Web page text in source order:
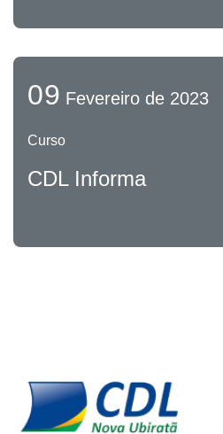
09 Fevereiro de 2023
Curso
CDL Informa